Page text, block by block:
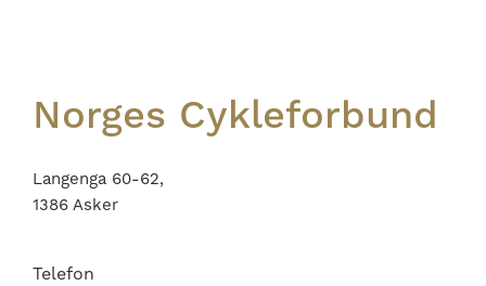
Norges Cykleforbund
Langenga 60-62,
1386 Asker
Telefon